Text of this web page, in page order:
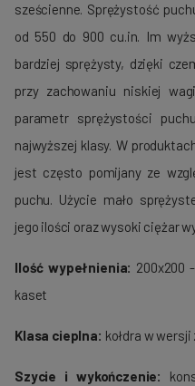
sześcienne. Sprężystość
od 550 do 900 cu.in. Im
bardziej sprężysty, dzięki
przy zachowaniu niskiej
parametr sprężystości
najwyższej klasy. W
jest często pomijany ze
puchu. Użycie mało
jego ilości oraz wysoki ciężar
Ilość wypełnienia: 200x200
kaset
Klasa cieplna: kołdra w
Szycie i wykończenie: